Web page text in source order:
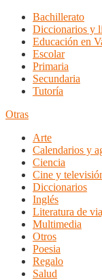
Bachillerato
Diccionarios y
Educación en
Escolar
Primaria
Secundaria
Tutoría
Otras
Arte
Calendarios y
Ciencia
Cine y
Diccionarios
Inglés
Literatura de
Multimedia
Otros
Poesia
Regalo
Salud